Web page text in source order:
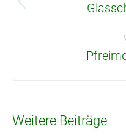
Weitere Beiträge